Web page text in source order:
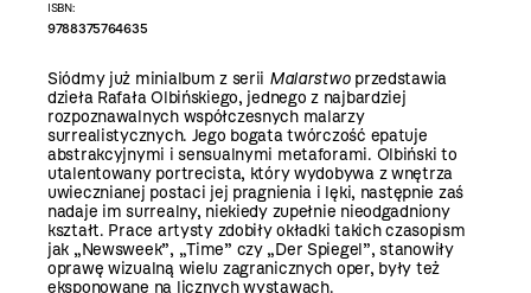
ISBN:
9788375764635
Siódmy już minialbum z serii Malarstwoprzedstawia
dzieła Rafała Olbińskiego, jednego z najbardziej
rozpoznawalnych współczesnych malarzy
surrealistycznych. Jego bogata twórczość epatuje
abstrakcyjnymi i sensualnymi metaforami. Olbiński to
utalentowany portrecista, który wydobywa z wnętrza
uwiecznianej postaci jej pragnienia i lęki, następnie zaś
nadaje im surrealny, niekiedy zupełnie nieodgadniony
kształt. Prace artysty zdobiły okładki takich czasopism
jak „Newsweek”, „Time” czy „Der Spiegel”, stanowiły
oprawę wizualną wielu zagranicznych oper, były też
eksponowane na licznych wystawach.